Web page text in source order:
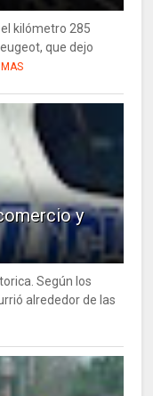
kilómetro 285
que dejo
MAS
y
Según los
alrededor de las